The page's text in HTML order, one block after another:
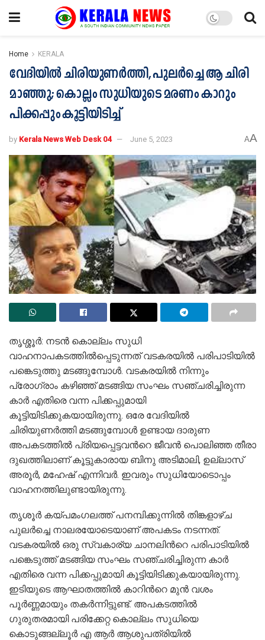
Home KERALA
വേദിയിൽ ചിരിയുണർത്തി, പുലർച്ചെ ആ ചിരി
മാഞ്ഞു; കൊല്ലം സുധിയുടെ മരണം കാറും
പിക്കപ്പും കൂട്ടിയിടിച്ച്
by Kerala News Web Desk 04 June 5, 2023 AA
തൃശ്ശൂർ: നടൻ കൊല്ലം സുധി
വാഹനാപകടത്തിൽപ്പെടുന്നത് വടകരയില്‍ പരിപാടിയിൽ
പങ്കെടുത്തു മടങ്ങുമ്പോള്‍. വടകരയിൽ നിന്നും
പ്രോഗ്രാം കഴിഞ്ഞ് മടങ്ങിയ സംഘം സഞ്ചരിച്ചിരുന്ന
കാർ എതിരെ വന്ന പിക്കപ്പുമായി
കൂട്ടിയിടിക്കുകയായിരുന്നു. ഒരേ വേദിയിൽ
ചിരിയുണർത്തി മടങ്ങുമ്പോള്‍ ഉണ്ടായ ദാരുണ
അപകടത്തിൽ പ്രിയപ്പെട്ടവന്‍റെ ജീവൻ പൊലിഞ്ഞ തീരാ
ദുഖത്തിലാണ് കൂട്ടുകാരായ ബിനു അടിമാലി, ഉല്ലാസ്
അരൂർ, മഹേഷ് എന്നിവർ. ഇവരും സുധിയോടൊപ്പം
വാഹനത്തിലുണ്ടായിരുന്നു.
തൃശൂർ കയ്പമംഗലത്ത് പനമ്പിക്കുന്നില്‍ തിങ്കളാഴ്ച
പുലർച്ചെ നാലരയോടെയാണ് അപകടം നടന്നത്.
വടകരയിൽ ഒരു സ്വകാര്യ ചാനലിന്‍റെ പരിപാടിയിൽ
പങ്കെടുത്ത് മടങ്ങിയ സംഘം സഞ്ചരിച്ചിരുന്ന കാർ
എതിരെ വന്ന പിക്കപ്പുമായി കൂട്ടിയിടിക്കുകയായിരുന്നു.
ഇടിയുടെ ആഘാതത്തിൽ കാറിന്‍റെ മുൻ വശം
പൂർണ്ണമായും തകർന്നിട്ടുണ്ട്. അപകടത്തിൽ
ഗുരുതരമായി പരിക്കേറ്റ കൊല്ലം സുധിയെ
കൊടുങ്ങല്ലൂർ എ ആർ ആശുപത്രിയിൽ